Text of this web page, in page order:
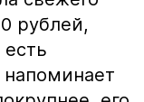
рублей,
напоминает